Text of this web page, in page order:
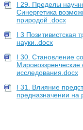
I 29. Пределы
Синергетика
природой .docx
I 3 Позитивистская
науки..docx
I 30. Становление
Мировоззренческие
исследования.docx
I 31. Влияние
предназначении на